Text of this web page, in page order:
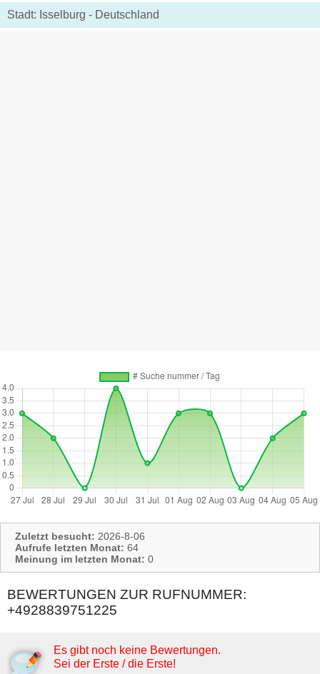
Stadt: Isselburg - Deutschland
Zuletzt besucht: 2026-8-06
Aufrufe letzten Monat: 64
Meinung im letzten Monat: 0
BEWERTUNGEN ZUR RUFNUMMER:
+4928839751225
Es gibt noch keine Bewertungen.
Sei der Erste / die Erste!